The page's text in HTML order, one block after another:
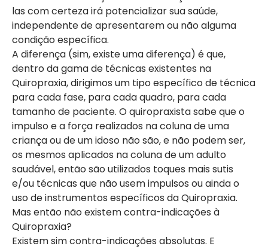
las com certeza irá potencializar sua saúde,
independente de apresentarem ou não alguma
condição específica.
A diferença (sim, existe uma diferença) é que,
dentro da gama de técnicas existentes na
Quiropraxia, dirigimos um tipo específico de técnica
para cada fase, para cada quadro, para cada
tamanho de paciente. O quiropraxista sabe que o
impulso e a força realizados na coluna de uma
criança ou de um idoso não são, e não podem ser,
os mesmos aplicados na coluna de um adulto
saudável, então são utilizados toques mais sutis
e/ou técnicas que não usem impulsos ou ainda o
uso de instrumentos específicos da Quiropraxia.
Mas então não existem contra-indicações à
Quiropraxia?
Existem sim contra-indicações absolutas. E